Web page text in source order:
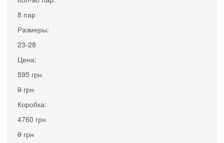
8 пар
Размеры:
23-28
Цена:
595 грн
0 грн
Коробка:
4760 грн
0 грн